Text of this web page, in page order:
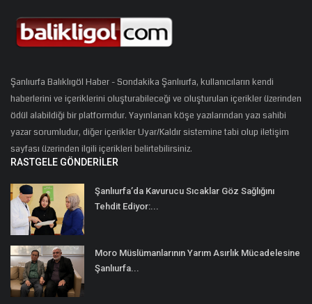
Şanlıurfa Balıklıgöl Haber - Sondakika Şanlıurfa, kullanıcıların kendi
haberlerini ve içeriklerini oluşturabileceği ve oluşturulan içerikler üzerinden
ödül alabildiği bir platformdur. Yayınlanan köşe yazılarından yazı sahibi
yazar sorumludur, diğer içerikler Uyar/Kaldır sistemine tabi olup iletişim
sayfası üzerinden ilgili içerikleri belirtebilirsiniz.
RASTGELE GÖNDERILER
Şanlıurfa’da Kavurucu Sıcaklar Göz Sağlığını
Tehdit Ediyor:...
Moro Müslümanlarının Yarım Asırlık Mücadelesine
Şanlıurfa...